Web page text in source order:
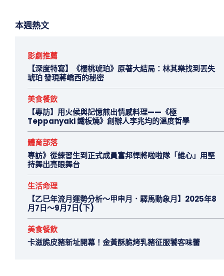
本週熱文
影劇推薦
【深度特寫】《櫻桃琥珀》原著大結局：林其樂找到丟失
琥珀 發現蔣嶠西的秘密
美食餐飲
【專訪】用火候與記憶煎出情感料理——《極
Teppanyaki 鐵板燒》創辦人李兆均的溫度哲學
體育部落
專訪》從練習生到正式成員富邦悍將啦啦隊「維心」用堅
持舞出亮眼舞台
生活命理
【乙巳年流月運勢分析～甲申月．驛馬動象月】2025年8
月7日～9月7日(下)
美食餐飲
卡滋脆皮豬新址開幕！金黃酥脆烤乳豬征服饕客味蕾